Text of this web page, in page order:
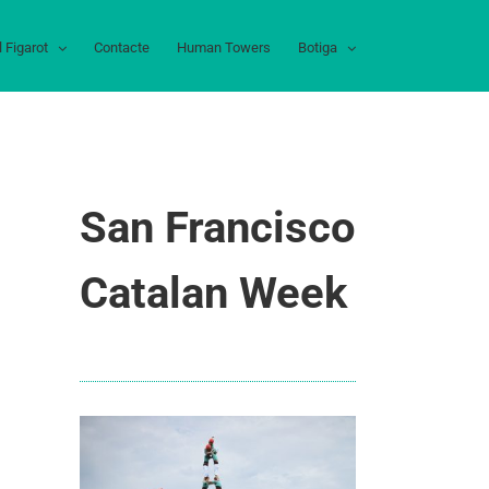
Figarot Contacte Human Towers Botiga
San Francisco
Catalan Week